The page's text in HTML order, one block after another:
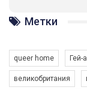
солідарності,
ГАУ є в 16
Разом наш голос
Метки
queer home Гей-
великобритания